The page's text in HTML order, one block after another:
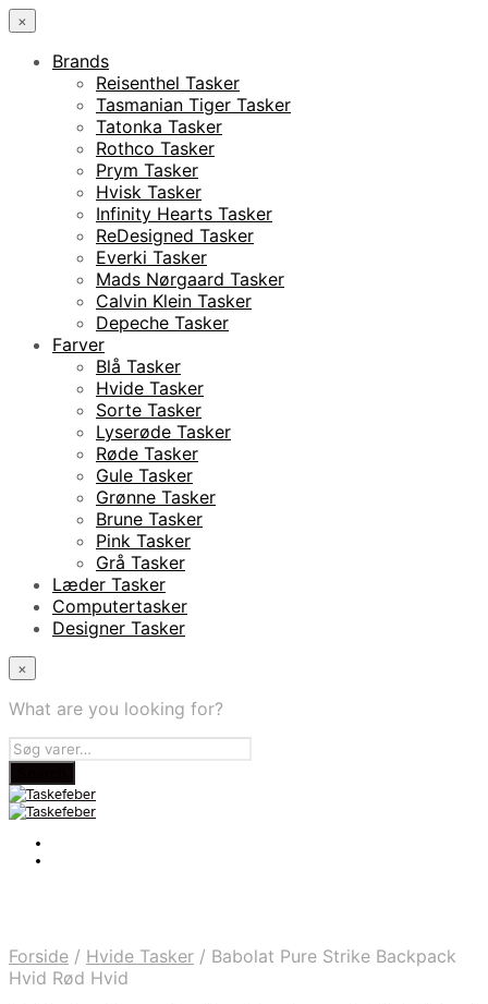
×
Brands
Reisenthel Tasker
Tasmanian Tiger Tasker
Tatonka Tasker
Rothco Tasker
Prym Tasker
Hvisk Tasker
Infinity Hearts Tasker
ReDesigned Tasker
Everki Tasker
Mads Nørgaard Tasker
Calvin Klein Tasker
Depeche Tasker
Farver
Blå Tasker
Hvide Tasker
Sorte Tasker
Lyserøde Tasker
Røde Tasker
Gule Tasker
Grønne Tasker
Brune Tasker
Pink Tasker
Grå Tasker
Læder Tasker
Computertasker
Designer Tasker
×
What are you looking for?
Forside / Hvide Tasker / Babolat Pure Strike Backpack
Hvid Rød Hvid